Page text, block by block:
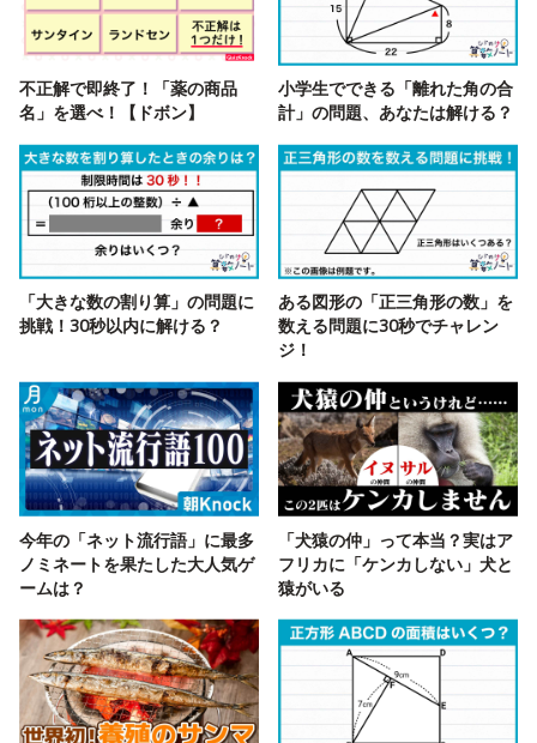
不正解で即終了！「薬の商品
名」を選べ！【ドボン】
小学生でできる「離れた角の合
計」の問題、あなたは解ける？
「大きな数の割り算」の問題に
挑戦！30秒以内に解ける？
ある図形の「正三角形の数」を
数える問題に30秒でチャレン
ジ！
今年の「ネット流行語」に最多
ノミネートを果たした大人気ゲ
ームは？
「犬猿の仲」って本当？実はア
フリカに「ケンカしない」犬と
猿がいる